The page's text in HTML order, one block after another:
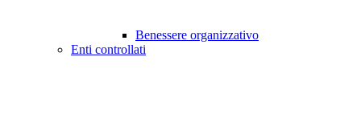
Benessere organizzativo
Enti controllati